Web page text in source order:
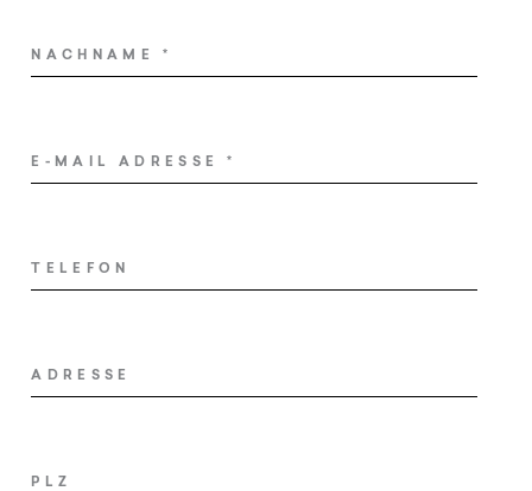
Wellness
Service
Anfragen
Shop
Jobs
NACHNAME *
E-MAIL ADRESSE *
TELEFON
ADRESSE
PLZ